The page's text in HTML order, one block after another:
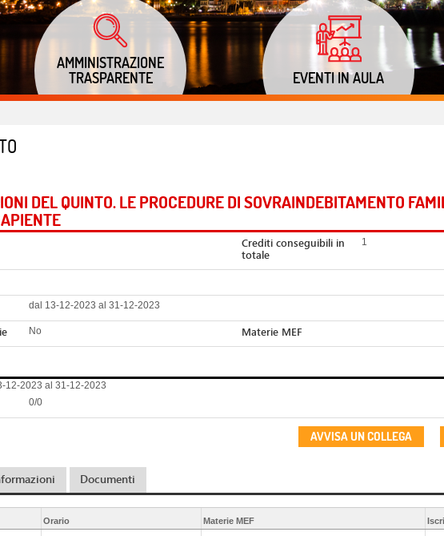
AMMINISTRAZIONE
TRASPARENTE
EVENTI IN AULA
DEL QUINTO. LE PROCEDURE DI SOVRAINDEBITAMENTO
Crediti conseguibili in
totale
1
dal 13-12-2023 al 31-12-2023
No Materie MEF
12-2023 al 31-12-2023
0/0
AVVISA UN COLLEGA
Documenti
Orario Materie MEF